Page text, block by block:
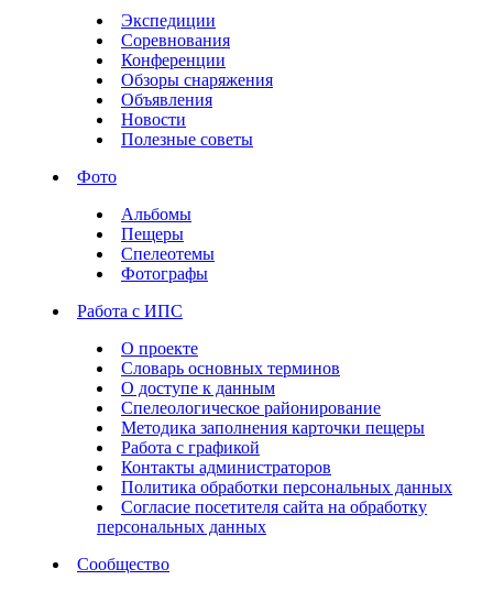
Экспедиции
Соревнования
Конференции
Обзоры снаряжения
Объявления
Новости
Полезные советы
Фото
Альбомы
Пещеры
Спелеотемы
Фотографы
Работа с ИПС
О проекте
Словарь основных терминов
О доступе к данным
Спелеологическое районирование
Методика заполнения карточки пещеры
Работа с графикой
Контакты администраторов
Политика обработки персональных данных
Согласие посетителя сайта на обработку
персональных данных
Сообщество